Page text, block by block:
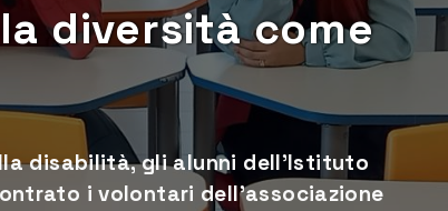
diversità come
disabilità, gli alunni dell'Istituto
i volontari dell’associazione